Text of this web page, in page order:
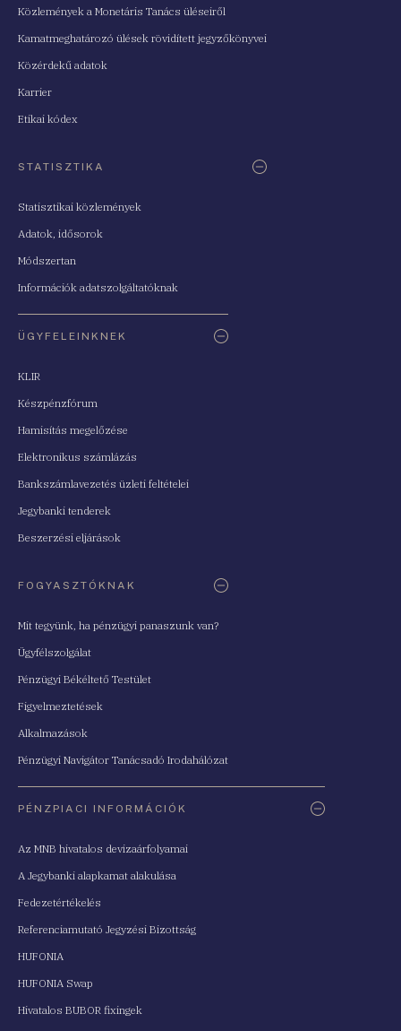
Közlemények a Monetáris Tanács üléseiről
Kamatmeghatározó ülések rövidített jegyzőkönyvei
Közérdekű adatok
Karrier
Etikai kódex
STATISZTIKA
Statisztikai közlemények
Adatok, idősorok
Módszertan
Információk adatszolgáltatóknak
ÜGYFELEINKNEK
KLIR
Készpénzfórum
Hamisítás megelőzése
Elektronikus számlázás
Bankszámlavezetés üzleti feltételei
Jegybanki tenderek
Beszerzési eljárások
FOGYASZTÓKNAK
Mit tegyünk, ha pénzügyi panaszunk van?
Ügyfélszolgálat
Pénzügyi Békéltető Testület
Figyelmeztetések
Alkalmazások
Pénzügyi Navigátor Tanácsadó Irodahálózat
PÉNZPIACI INFORMÁCIÓK
Az MNB hivatalos devizaárfolyamai
A Jegybanki alapkamat alakulása
Fedezetértékelés
Referenciamutató Jegyzési Bizottság
HUFONIA
HUFONIA Swap
Hivatalos BUBOR fixingek